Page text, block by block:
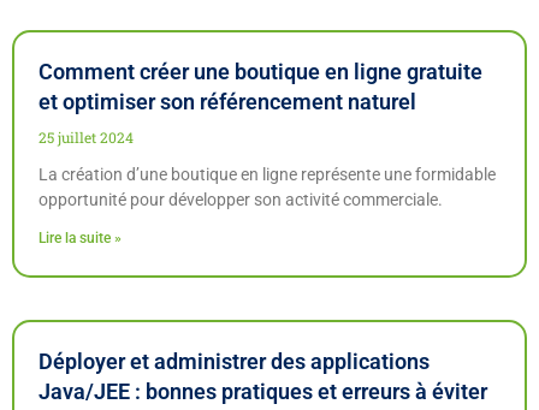
Comment créer une boutique en ligne gratuite
et optimiser son référencement naturel
25 juillet 2024
La création d’une boutique en ligne représente une formidable
opportunité pour développer son activité commerciale.
Lire la suite »
Déployer et administrer des applications
Java/JEE : bonnes pratiques et erreurs à éviter